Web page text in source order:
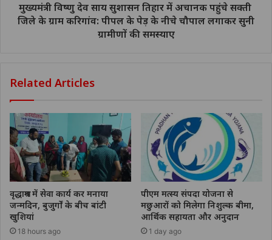
मुख्यमंत्री विष्णु देव साय सुशासन तिहार में अचानक पहुंचे सक्ती
जिले के ग्राम करिगांव: पीपल के पेड़ के नीचे चौपाल लगाकर सुनी
ग्रामीणों की समस्याए
Related Articles
वृद्धाश्रम में सेवा कार्य कर मनाया
जन्मदिन, बुजुर्गों के बीच बांटी
खुशियां
18 hours ago
पीएम मत्स्य संपदा योजना से
मछुआरों को मिलेगा निशुल्क बीमा,
आर्थिक सहायता और अनुदान
1 day ago